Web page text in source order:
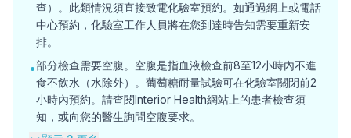
查）。此類情況須直接致電化驗室預約。如通過網上或電話
中心預約，化驗室工作人員將在您到達時告知需要重新安
排。
•部分檢查需要空腹。空腹是指血液檢查前8至12小時內不進
食不飲水（水除外）。葡萄糖耐量試驗可在化驗室關閉前2
小時內預約。請查閱Interior Health網站上的患者檢查須
知，或向您的醫生詢問空腹要求。